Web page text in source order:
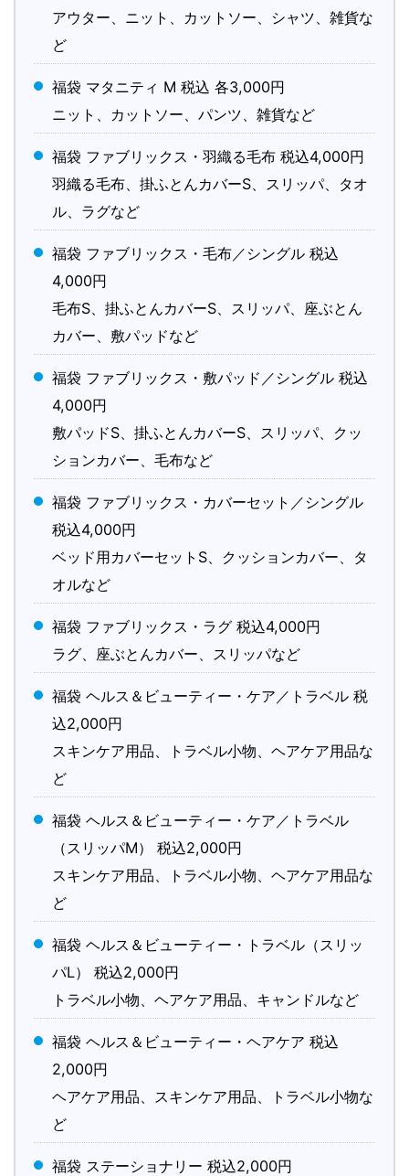
アウター、ニット、カットソー、シャツ、雑貨な
ど
福袋 マタニティ M 税込 各3,000円
ニット、カットソー、パンツ、雑貨など
福袋 ファブリックス・羽織る毛布 税込4,000円
羽織る毛布、掛ふとんカバーS、スリッパ、タオ
ル、ラグなど
福袋 ファブリックス・毛布／シングル 税込
4,000円
毛布S、掛ふとんカバーS、スリッパ、座ぶとん
カバー、敷パッドなど
福袋 ファブリックス・敷パッド／シングル 税込
4,000円
敷パッドS、掛ふとんカバーS、スリッパ、クッ
ションカバー、毛布など
福袋 ファブリックス・カバーセット／シングル
税込4,000円
ベッド用カバーセットS、クッションカバー、タ
オルなど
福袋 ファブリックス・ラグ 税込4,000円
ラグ、座ぶとんカバー、スリッパなど
福袋 ヘルス＆ビューティー・ケア／トラベル 税
込2,000円
スキンケア用品、トラベル小物、ヘアケア用品な
ど
福袋 ヘルス＆ビューティー・ケア／トラベル
（スリッパM） 税込2,000円
スキンケア用品、トラベル小物、ヘアケア用品な
ど
福袋 ヘルス＆ビューティー・トラベル（スリッ
パL） 税込2,000円
トラベル小物、ヘアケア用品、キャンドルなど
福袋 ヘルス＆ビューティー・ヘアケア 税込
2,000円
ヘアケア用品、スキンケア用品、トラベル小物な
ど
福袋 ステーショナリー 税込2,000円